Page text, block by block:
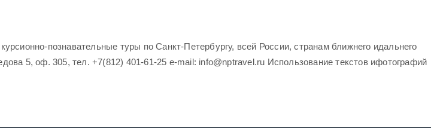
познавательные туры по Санкт-Петербургу, всей России, странам ближнего идальнего
5, оф. 305, тел. +7(812) 401-61-25 e-mail: info@nptravel.ru Использование текстов ифотографий